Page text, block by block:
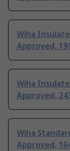
Wiha
Approved,
Wiha
Approved,
Wiha
Approved,